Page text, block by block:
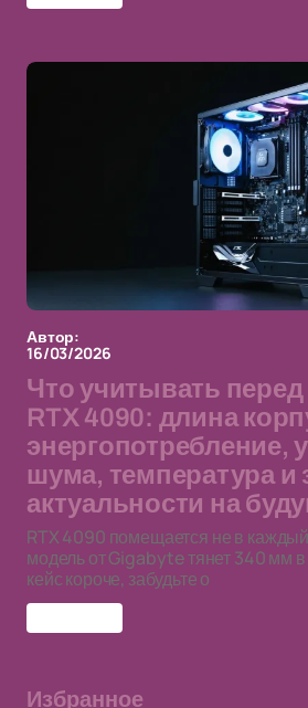
Автор:
16/03/2026
Что учитывать перед
RTX 4090: длина
энергопотребление,
шума, температура и
актуальности на
RTX 4090 помещается не в
модель от Gigabyte тянет 340 мм
кейс короче, забудьте о
Избранное